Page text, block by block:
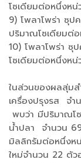
โซเดียมต่อหนึ่งห
9) โพลาโพร่า ซุป
ปริมาณโซเดียมต่
10) โพลาโพร่า ซุ
โซเดียมต่อหนึ่งห
ในส่วนของผลสุ่มส
เครื่องปรุงรส จำ
พบว่า มีปริมาณโ
น้ำปลา จำนวน
มิลลิกรัมต่อหนึ่งห
ใหม่จำนวน 22 ตั